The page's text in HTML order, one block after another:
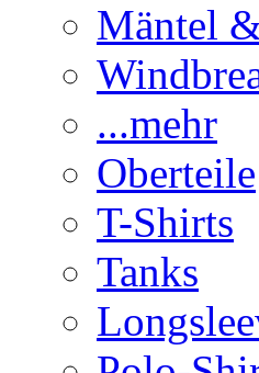
Mäntel
...mehr
Oberteile
T-Shirts
Tanks